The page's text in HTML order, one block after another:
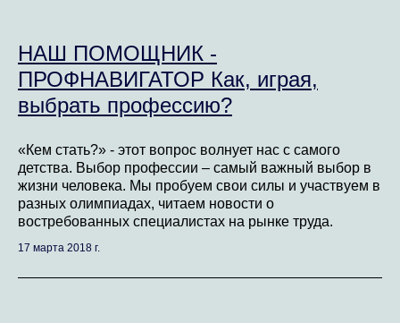
НАШ ПОМОЩНИК -
ПРОФНАВИГАТОР Как, играя,
выбрать профессию?
«Кем стать?» - этот вопрос волнует нас с самого
детства. Выбор профессии – самый важный выбор в
жизни человека. Мы пробуем свои силы и участвуем в
разных олимпиадах, читаем новости о
востребованных специалистах на рынке труда.
17 марта 2018 г.